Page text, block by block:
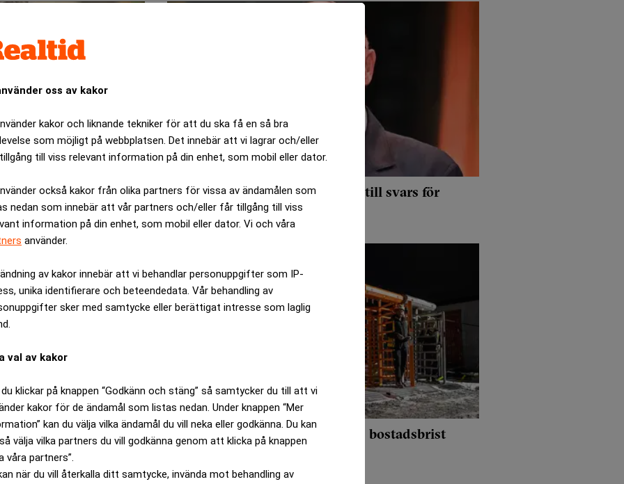
oss av kakor
kakor och liknande tekniker för att du ska få en så bra
som möjligt på webbplatsen. Det innebär att vi lagrar och/eller
till viss relevant information på din enhet, som mobil eller dator.
också kakor från olika partners för vissa av ändamålen som
nedan som innebär att vår partners och/eller får tillgång till viss
information på din enhet, som mobil eller dator. Vi och våra
använder.
av kakor innebär att vi behandlar personuppgifter som IP-
unika identifierare och beteendedata. Vår behandling av
sker med samtycke eller berättigat intresse som laglig
val av kakor
klickar på knappen “Godkänn och stäng” så samtycker du till att vi
kakor för de ändamål som listas nedan. Under knappen “Mer
kan du välja vilka ändamål du vill neka eller godkänna. Du kan
välja vilka partners du vill godkänna genom att klicka på knappen
våra partners”.
när du vill återkalla ditt samtycke, invända mot behandling av
intresse för Northvolt
Geniförklarad finansman ställs till svars för
Northvolts fiasko
om kollapsen: "Tar
Bostadsöverskottet växer – trots bostadsbrist